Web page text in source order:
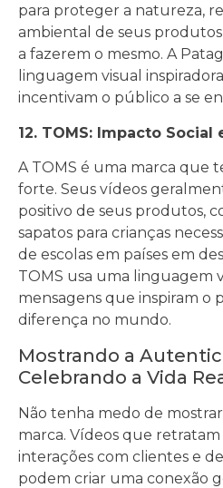
para proteger a natureza,
ambiental de seus
a fazerem o mesmo. A
linguagem visual
incentivam o público a se
12. TOMS: Impacto Social
A TOMS é uma marca que
forte. Seus vídeos
positivo de seus produtos,
sapatos para crianças
de escolas em países em
TOMS usa uma linguagem
mensagens que inspiram o
diferença no mundo.
Mostrando a
Celebrando a Vida
Não tenha medo de
marca. Vídeos que
interações com clientes e
podem criar uma conexão